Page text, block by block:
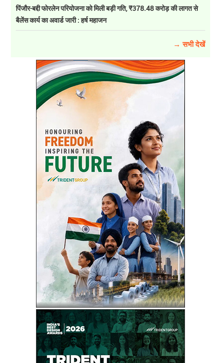
पिंजौर-बद्दी फोरलेन परियोजना को मिली बड़ी गति, ₹378.48 करोड़ की लागत से
बैलेंस कार्य का अवार्ड जारी : हर्ष महाजन
→ सभी देखें